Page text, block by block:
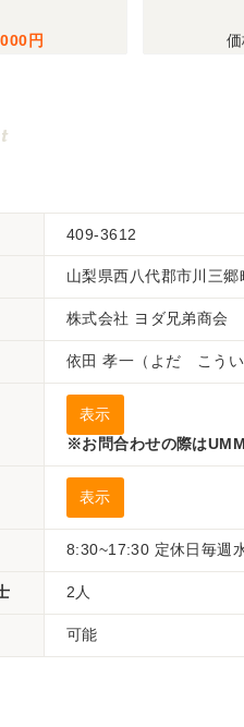
409-3612
山梨県西八代郡市川三郷
株式会社 ヨダ兄弟商会
依田 孝一（よだ こうい
表示
※お問合わせの際は
表示
8:30~17:30 定休日毎週
2人
可能